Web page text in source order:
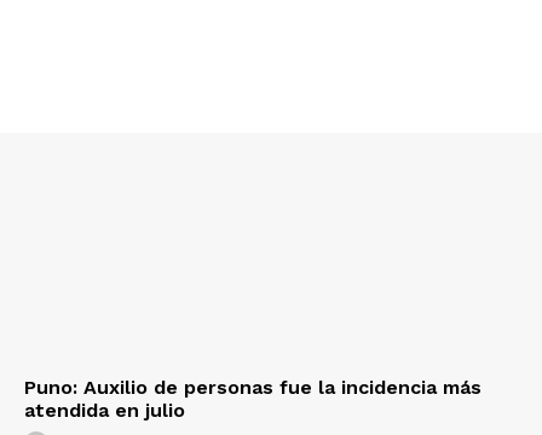
Puno: Auxilio de personas fue la incidencia más
atendida en julio